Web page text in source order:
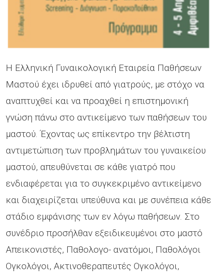
Η Ελληνική Γυναικολογική Εταιρεία Παθήσεων
Μαστού έχει ιδρυθεί από γιατρούς, με στόχο να
αναπτυχθεί και να προαχθεί η επιστημονική
γνώση πάνω στο αντικείμενο των παθήσεων του
μαστού. Έχοντας ως επίκεντρο την βέλτιστη
αντιμετώπιση των προβλημάτων του γυναικείου
μαστού, απευθύνεται σε κάθε γιατρό που
ενδιαφέρεται για το συγκεκριμένο αντικείμενο
και διαχειρίζεται υπεύθυνα και με συνέπεια κάθε
στάδιο εμφάνισης των εν λόγω παθήσεων. Στο
συνέδριο προσήλθαν εξειδικευμένοι στο μαστό
Απεικονιστές, Παθολογο- ανατόμοι, Παθολόγοι
Ογκολόγοι, Ακτινοθεραπευτές Ογκολόγοι,